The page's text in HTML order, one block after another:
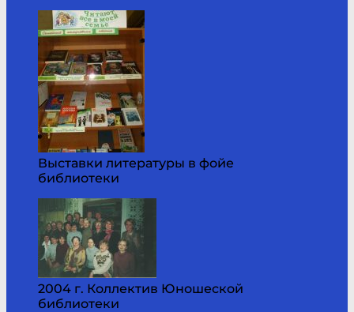
Выставки литературы в фойе
библиотеки
2004 г. Коллектив Юношеской
библиотеки